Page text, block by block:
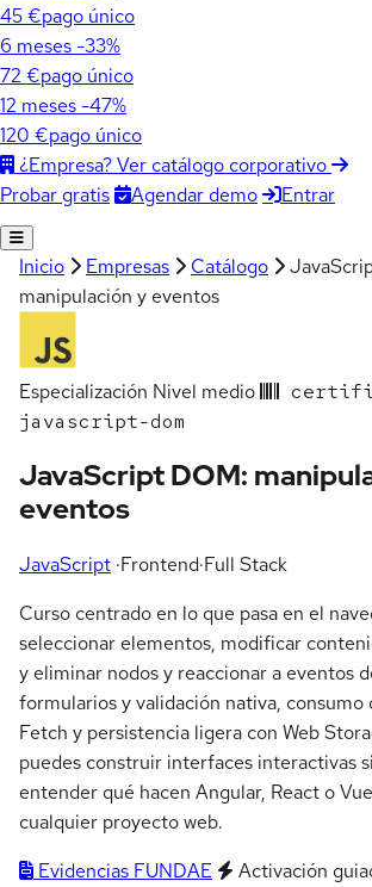
45 €pago único
6 meses -33%
72 €pago único
12 meses -47%
120 €pago único
¿Empresa? Ver catálogo corporativo
Probar gratis
Agendar demo Entrar
Inicio Empresas Catálogo
manipulación y eventos
Especialización Nivel medio
javascript-dom
JavaScript DOM:
eventos
JavaScript ·Frontend·Full Stack
Curso centrado en lo que pasa en el
seleccionar elementos, modificar
y eliminar nodos y reaccionar a eventos
formularios y validación nativa, consumo
Fetch y persistencia ligera con Web
puedes construir interfaces interactivas
entender qué hacen Angular, React o
cualquier proyecto web.
Evidencias FUNDAE
Activación